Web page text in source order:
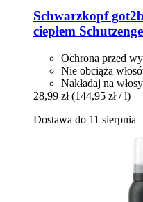
Schwarzkopf
ciepłem
Ochrona przed
Nie obciąża
Nakładaj na
28,99 zł (144,95 zł / l)
Dostawa do 11 sierpnia